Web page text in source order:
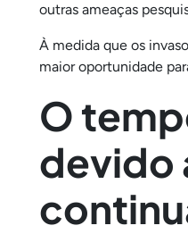
outras ameaças
À medida que os
maior oportunidade
O
devido